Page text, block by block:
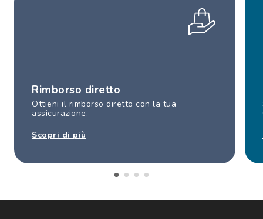
Rimborso diretto
Ottieni il rimborso diretto con la tua
assicurazione.
Scopri di più